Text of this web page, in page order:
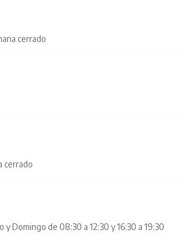
cerrado
cerrado
Domingo de 08:30 a 12:30 y 16:30 a 19:30